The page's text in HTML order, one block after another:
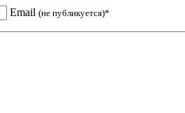
Email (не публикуется)*